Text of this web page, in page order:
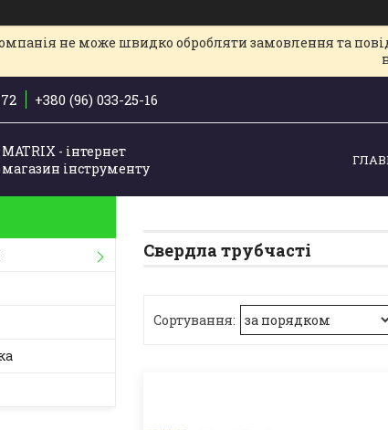
не може швидко обробляти замовлення та
+380 (96) 033-25-16
MATRIX - інтернет
магазин інструменту
Свердла трубчасті